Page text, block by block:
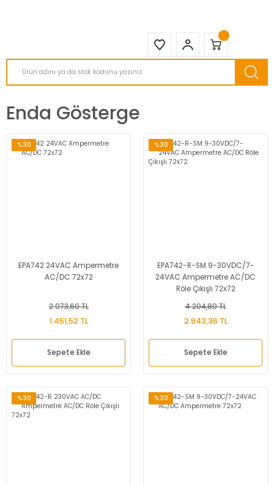
Enda Gösterge
%30
EPA742 24VAC Ampermetre
AC/DC 72x72
2.073,60 TL
1.451,52 TL
Sepete Ekle
%30
EPA742-R-SM 9-30VDC/7-
24VAC Ampermetre AC/DC
Röle Çıkışlı 72x72
4.204,80 TL
2.943,36 TL
Sepete Ekle
%30 %30